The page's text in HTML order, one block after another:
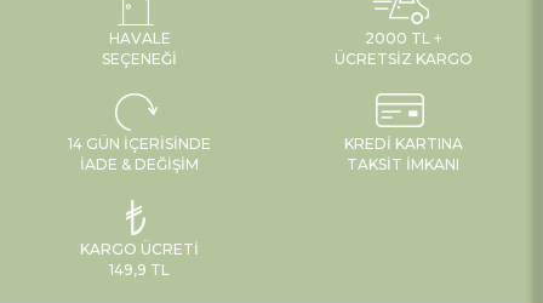
HAVALE
SEÇENEĞI
2000 TL +
ÜCRETSIZ KARGO
14 GÜN İÇERISINDE
İADE & DEĞIŞIM
KREDI KARTINA
TAKSIT İMKANI
KARGO ÜCRETI
149,9 TL